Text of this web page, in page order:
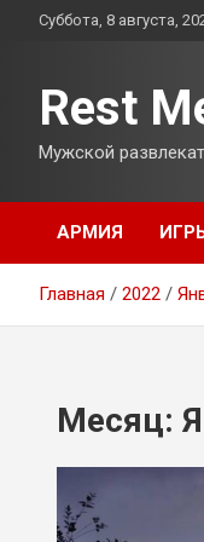
ПерейтиСуббота, 8 августа,
Rest
Мужской
АРМИЯ
Главная 2022
Месяц: